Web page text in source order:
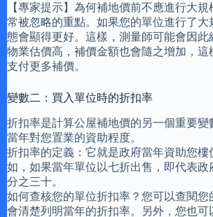
【專家提示】為何補地價前不應進行大
常被忽略的重點。如果您的單位進行了大
態會顯得更好。這樣，測量師可能會因此
物業估價高，補價金額也會隨之增加，這
支付更多補價。
變數二：買入單位時的折扣率
折扣率是計算公屋補地價的另一個重要變
當年對您置業的資助程度。
折扣率的定義：它就是政府當年資助您樓
如，如果當年單位以七折出售，即代表政
分之三十。
如何查核您的單位折扣率？您可以查閱您
會清楚列明當年的折扣率。另外，您也可